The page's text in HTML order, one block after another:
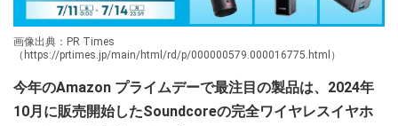
画像出典：PR Times
（https://prtimes.jp/main/html/rd/p/000000579.000016775.html）
今年のAmazon プライムデーで最注目の製品は、2024年
10月に販売開始したSoundcoreの完全ワイヤレスイヤホ